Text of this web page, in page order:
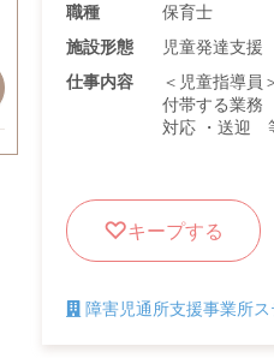
職種
保育士
施設形態
児童発達支援
仕事内容
＜児童指導員
付帯する業務
対応 ・送迎
キープする
障害児通所支援事業所